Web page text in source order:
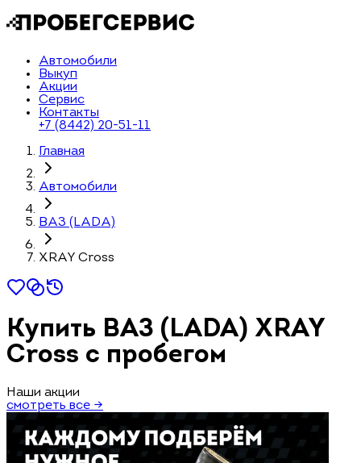
Автомобили
Выкуп
Акции
Сервис
Контакты
+7 (8442) 20-51-11
Главная
Автомобили
ВАЗ (LADA)
XRAY Cross
Купить ВАЗ (LADA) XRAY
Cross с пробегом
Наши акции
смотреть все →